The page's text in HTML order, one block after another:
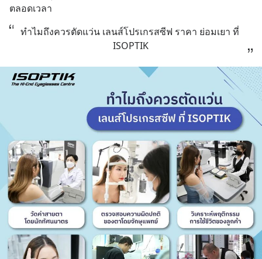
ตลอดเวลา
ทำไมถึงควรตัดแว่น เลนส์โปรเกรสซีฟ ราคา ย่อมเยา ที่
ISOPTIK